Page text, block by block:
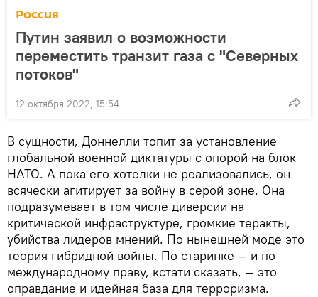
Россия
Путин заявил о возможности
переместить транзит газа с "Северных
потоков"
12 октября 2022, 15:54
В сущности, Доннелли топит за установление
глобальной военной диктатуры с опорой на блок
НАТО. А пока его хотелки не реализовались, он
всячески агитирует за войну в серой зоне. Она
подразумевает в том числе диверсии на
критической инфраструктуре, громкие теракты,
убийства лидеров мнений. По нынешней моде это
теория гибридной войны. По старинке — и по
международному праву, кстати сказать, — это
оправдание и идейная база для терроризма.